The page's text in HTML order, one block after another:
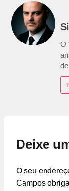
O
Deixe
O seu
Campos